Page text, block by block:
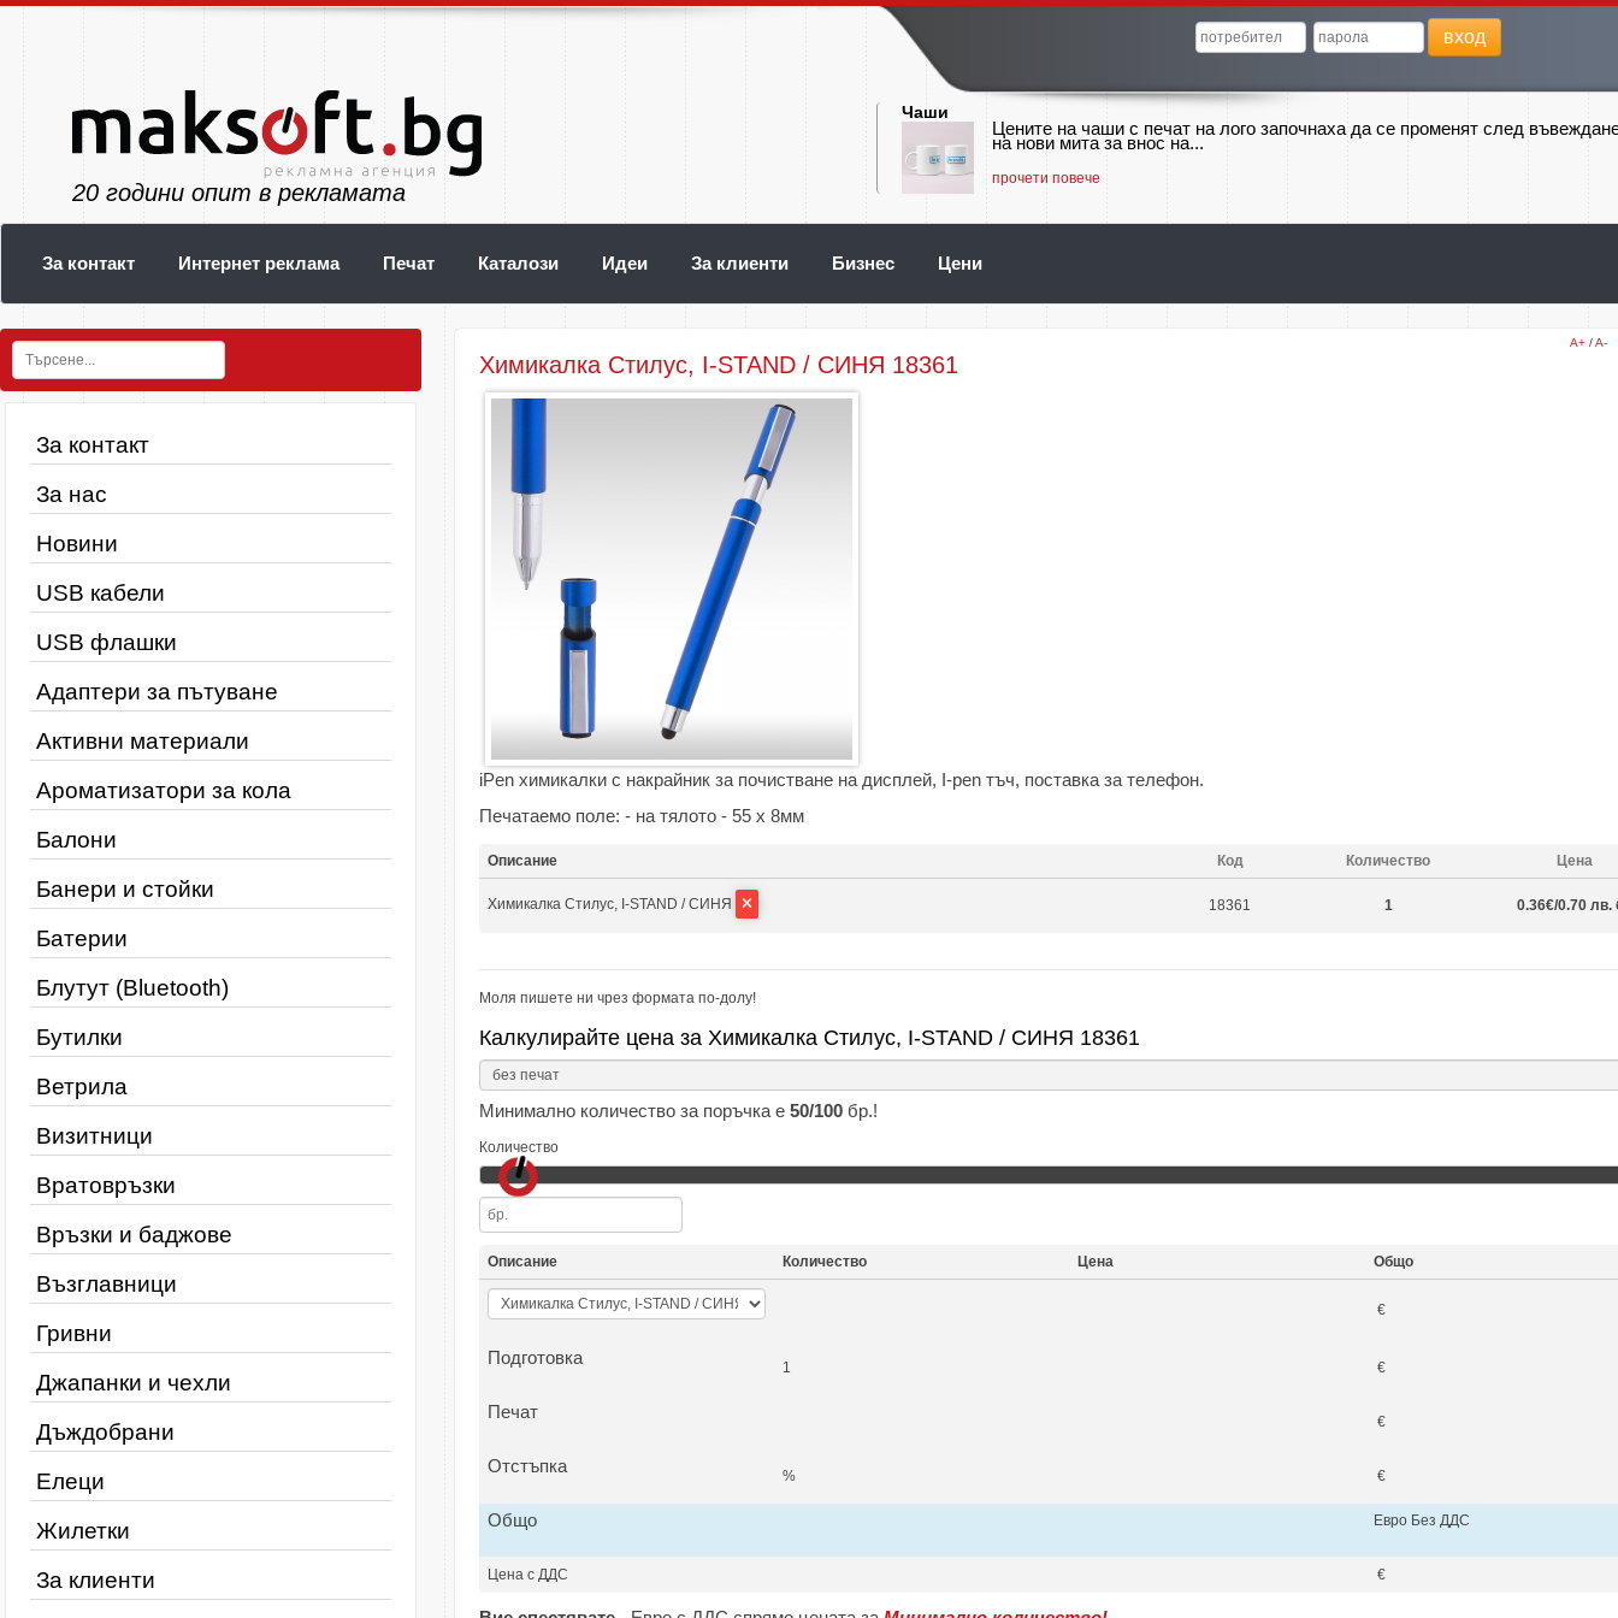
вход
25 години опит в рекламата
Чаши
Цените на чаши с печат на лого започнаха да се променят след
на нови мита за внос на...
прочети повече
За контакт Интернет реклама Печат Каталози Идеи За клиенти Бизнес Цени
За контакт
За нас
Новини
USB кабели
USB флашки
Адаптери за пътуване
Активни материали
Ароматизатори за кола
Балони
Банери и стойки
Батерии
Блутут (Bluetooth)
Бутилки
Ветрила
Визитници
Вратовръзки
Връзки и баджове
Възглавници
Гривни
Джапанки и чехли
Дъждобрани
Елеци
Жилетки
За клиенти
A+ /A-
Химикалка Стилус, I-STAND / СИНЯ 18361
iPen химикалки с накрайник за почистване на дисплей, I-pen тъч, поставка за телефон.
Печатаемо поле: - на тялото - 55 х 8мм
Описание Код Количество Цена
Химикалка Стилус, I-STAND / СИНЯ 18361 1 0.36€/0.70 лв.
Моля пишете ни чрез формата по-долу!
Калкулирайте цена за Химикалка Стилус, I-STAND / СИНЯ 18361
Минимално количество за поръчка е 50/100 бр.!
Количество
Описание Количество Цена Общо
€
Подготовка 1 €
Печат €
Отстъпка % €
Общо Евро Без ДДС
Цена с ДДС €